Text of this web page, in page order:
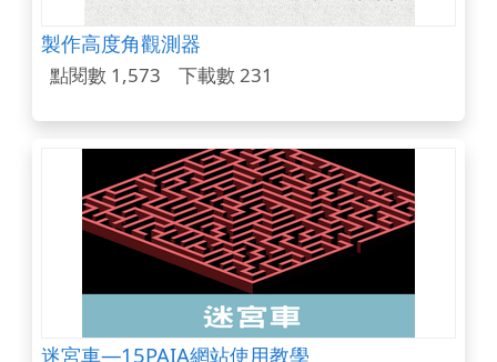
製作高度角觀測器
點閱數 1,573 下載數 231
迷宮車—15PAIA網站使用教學